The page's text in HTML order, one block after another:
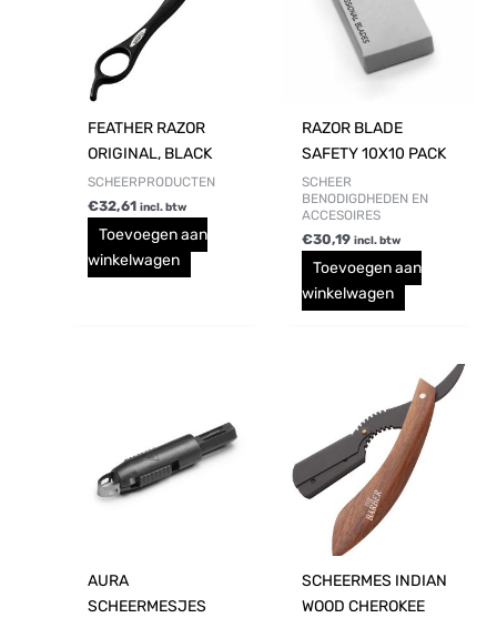
FEATHER RAZOR
ORIGINAL, BLACK
SCHEERPRODUCTEN
€32,61 incl. btw
Toevoegen aan
winkelwagen
RAZOR BLADE
SAFETY 10X10 PACK
SCHEER
BENODIGDHEDEN EN
ACCESOIRES
€30,19 incl. btw
Toevoegen aan
winkelwagen
AURA
SCHEERMESJES
SCHEERMES INDIAN
WOOD CHEROKEE